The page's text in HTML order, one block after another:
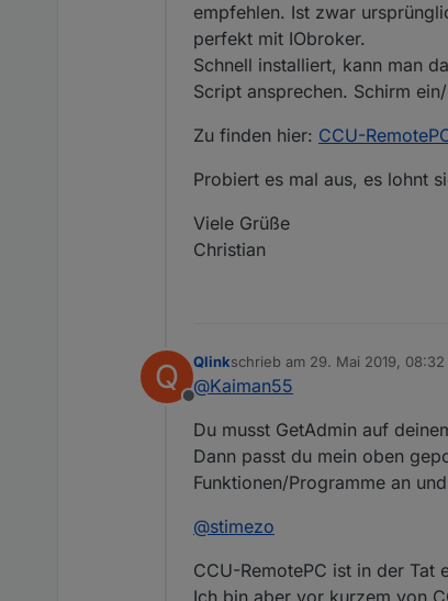
empfehlen. Ist zwar
perfekt mit IObroker.
Schnell installiert, kann man
Script ansprechen. Schirm
Zu finden hier: CCU-
Probiert es mal aus, es lohnt
Viele Grüße
Christian
Q
Offline
Qlinkschrieb am 29. Mai 2019, 08:32
zuletzt editiert von
@Kaiman55
Du musst GetAdmin auf
Dann passt du mein oben
Funktionen/Programme an
@stimezo
CCU-RemotePC ist in der Tat